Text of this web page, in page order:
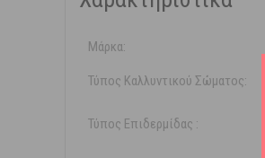
Μάρκα:
Τύπος Καλλυντικού Σώματος:
Τύπος Επιδερμίδας :